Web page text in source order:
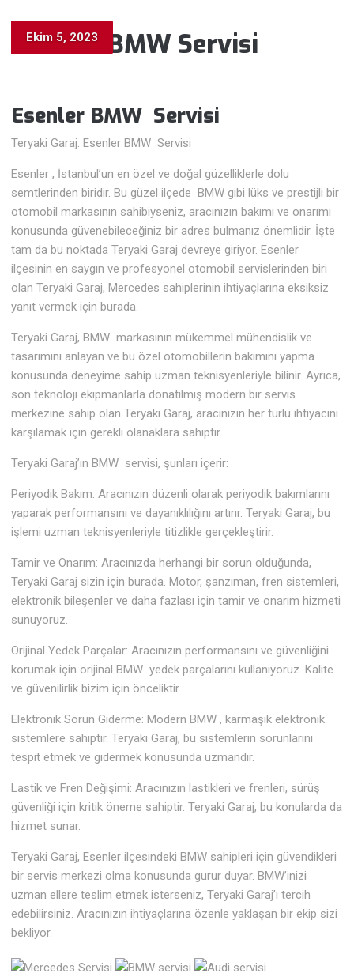
Esenler BMW Servisi
Ekim 5, 2023
Esenler BMW Servisi
Teryaki Garaj: Esenler BMW Servisi
Esenler , İstanbul’un en özel ve doğal güzelliklerle dolu
semtlerinden biridir. Bu güzel ilçede BMW gibi lüks ve prestijli bir
otomobil markasının sahibiyseniz, aracınızın bakımı ve onarımı
konusunda güvenebileceğiniz bir adres bulmanız önemlidir. İşte
tam da bu noktada Teryaki Garaj devreye giriyor. Esenler
ilçesinin en saygın ve profesyonel otomobil servislerinden biri
olan Teryaki Garaj, Mercedes sahiplerinin ihtiyaçlarına eksiksiz
yanıt vermek için burada.
Teryaki Garaj, BMW markasının mükemmel mühendislik ve
tasarımını anlayan ve bu özel otomobillerin bakımını yapma
konusunda deneyime sahip uzman teknisyenleriyle bilinir. Ayrıca,
son teknoloji ekipmanlarla donatılmış modern bir servis
merkezine sahip olan Teryaki Garaj, aracınızın her türlü ihtiyacını
karşılamak için gerekli olanaklara sahiptir.
Teryaki Garaj’ın BMW servisi, şunları içerir:
Periyodik Bakım: Aracınızın düzenli olarak periyodik bakımlarını
yaparak performansını ve dayanıklılığını artırır. Teryaki Garaj, bu
işlemi uzman teknisyenleriyle titizlikle gerçekleştirir.
Tamir ve Onarım: Aracınızda herhangi bir sorun olduğunda,
Teryaki Garaj sizin için burada. Motor, şanzıman, fren sistemleri,
elektronik bileşenler ve daha fazlası için tamir ve onarım hizmeti
sunuyoruz.
Orijinal Yedek Parçalar: Aracınızın performansını ve güvenliğini
korumak için orijinal BMW yedek parçalarını kullanıyoruz. Kalite
ve güvenilirlik bizim için önceliktir.
Elektronik Sorun Giderme: Modern BMW , karmaşık elektronik
sistemlere sahiptir. Teryaki Garaj, bu sistemlerin sorunlarını
tespit etmek ve gidermek konusunda uzmandır.
Lastik ve Fren Değişimi: Aracınızın lastikleri ve frenleri, sürüş
güvenliği için kritik öneme sahiptir. Teryaki Garaj, bu konularda da
hizmet sunar.
Teryaki Garaj, Esenler ilçesindeki BMW sahipleri için güvendikleri
bir servis merkezi olma konusunda gurur duyar. BMW’inizi
uzman ellere teslim etmek isterseniz, Teryaki Garaj’ı tercih
edebilirsiniz. Aracınızın ihtiyaçlarına özenle yaklaşan bir ekip sizi
bekliyor.